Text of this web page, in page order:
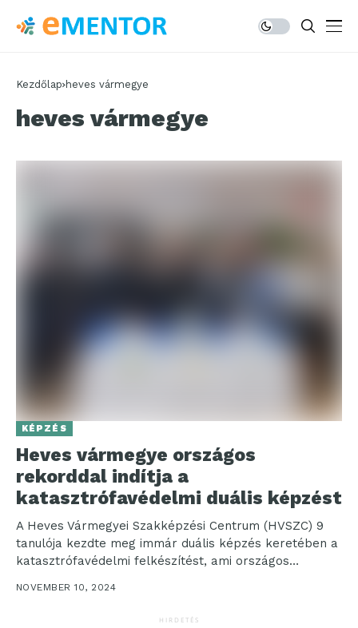
Kezdőlap heves vármegye
heves vármegye
KÉPZÉS
Heves vármegye országos
rekorddal indítja a
katasztrófavédelmi duális képzést
A Heves Vármegyei Szakképzési Centrum (HVSZC) 9
tanulója kezdte meg immár duális képzés keretében a
katasztrófavédelmi felkészítést, ami országos
NOVEMBER 10, 2024
HIRDETÉS